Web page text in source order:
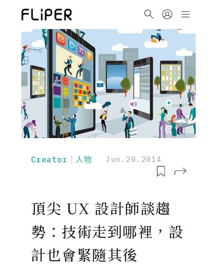
Creator｜人物 Jun.20.2014
頂尖 UX 設計師談趨
勢：技術走到哪裡，設
計也會緊隨其後